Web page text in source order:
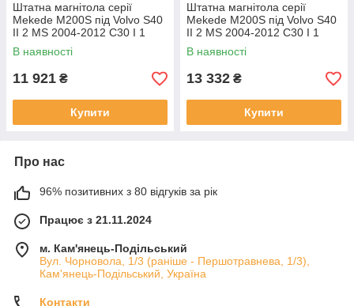
Штатна магнітола серії
Mekede M200S під Volvo S40
II 2 MS 2004-2012 C30 I 1
2006-2013 C70 II 2 2005-2013
(W1)
В наявності
11 921 ₴
Купити
Штатна магнітола серії
Mekede M200S під Volvo S40
II 2 MS 2004-2012 C30 I 1
2006-2013 C70 II 2 2005-2013
(W2)
В наявності
13 332 ₴
Купити
Про нас
96% позитивних з 80 відгуків за рік
Працює з 21.11.2024
м. Кам'янець-Подільський
Вул. Чорновола, 1/3 (раніше - Першотравнева, 1/3),
Кам'янець-Подільський, Україна
Контакти